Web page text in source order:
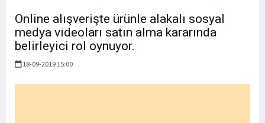
Online alışverişte ürünle alakalı sosyal
medya videoları satın alma kararında
belirleyici rol oynuyor.
18-09-2019 15:00